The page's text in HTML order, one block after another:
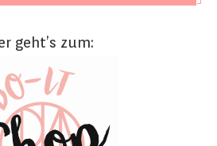
geht’s zum: